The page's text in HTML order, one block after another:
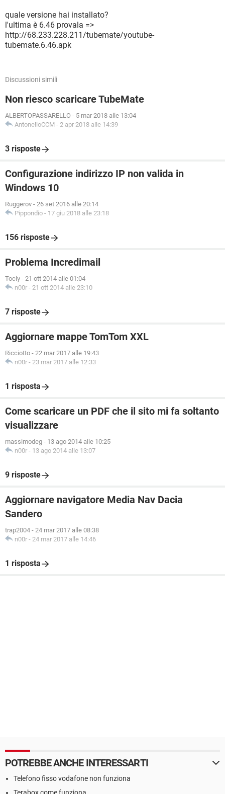
quale versione hai installato?
l'ultima è 6.46 provala =>
http://68.233.228.211/tubemate/youtube-
tubemate.6.46.apk
Discussioni simili
Non riesco scaricare TubeMate
ALBERTOPASSARELLO - 5 mar 2018 alle 13:04
AntonelloCCM - 2 apr 2018 alle 14:39
3 risposte
Configurazione indirizzo IP non valida in
Windows 10
Ruggerov - 26 set 2016 alle 20:14
Pippondio - 17 giu 2018 alle 23:18
156 risposte
Problema Incredimail
Tocly - 21 ott 2014 alle 01:04
n00r - 21 ott 2014 alle 23:10
7 risposte
Aggiornare mappe TomTom XXL
Ricciotto - 22 mar 2017 alle 19:43
n00r - 23 mar 2017 alle 12:33
1 risposta
Come scaricare un PDF che il sito mi fa soltanto
visualizzare
massimodeg - 13 ago 2014 alle 10:25
n00r - 13 ago 2014 alle 13:07
9 risposte
Aggiornare navigatore Media Nav Dacia
Sandero
trap2004 - 24 mar 2017 alle 08:38
n00r - 24 mar 2017 alle 14:46
1 risposta
POTREBBE ANCHE INTERESSARTI
Telefono fisso vodafone non funziona